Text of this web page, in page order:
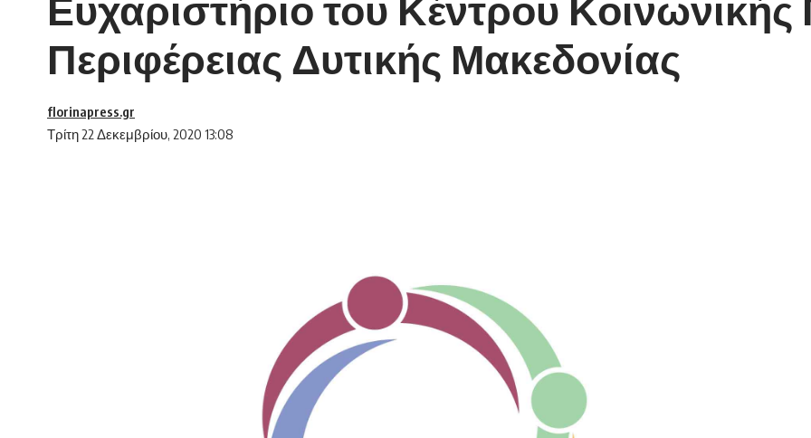
Περιφέρειας Δυτικής Μακεδονίας
Τρίτη 22 Δεκεμβρίου, 2020 13:08
florinapress.gr